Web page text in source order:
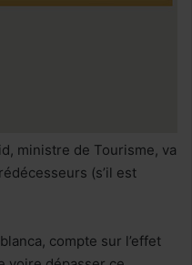
ministre de Tourisme, va
(s’il est
compte sur l’effet